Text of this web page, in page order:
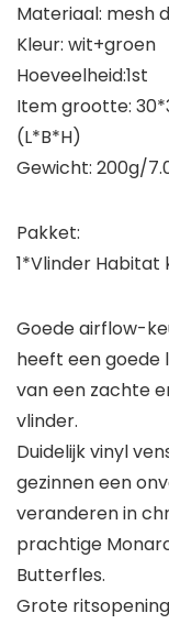
Materiaal: mesh
Kleur: wit+groen
Hoeveelheid:1st
Item grootte:
(L*B*H)
Gewicht: 200g/
Pakket:
1*Vlinder Habitat
Goede airflow-
heeft een goede
van een zachte
vlinder.
Duidelijk vinyl
gezinnen een
veranderen in
prachtige
Butterfles.
Grote